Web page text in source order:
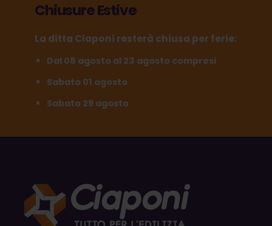
Chiusure Estive
La ditta Ciaponi resterà chiusa per ferie:
Dal 08 agosto al 23 agosto compresi
Sabato 01 agosto
Sabato 29 agosto